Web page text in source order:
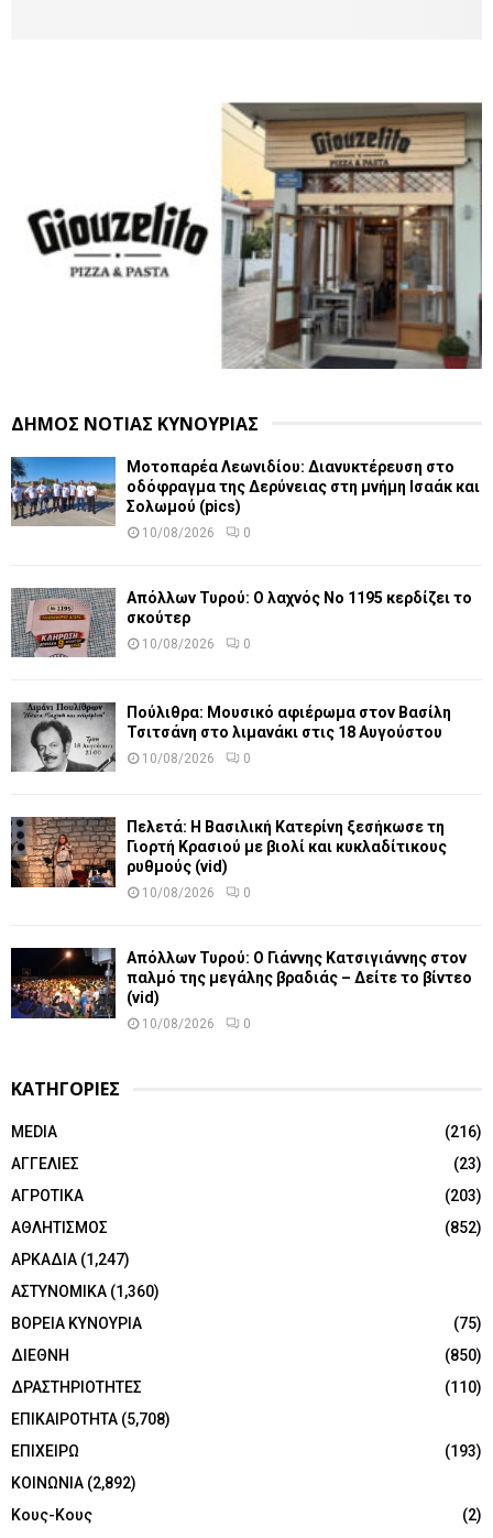
ΔΗΜΟΣ ΝΟΤΙΑΣ ΚΥΝΟΥΡΙΑΣ
Μοτοπαρέα Λεωνιδίου: Διανυκτέρευση στο
οδόφραγμα της Δερύνειας στη μνήμη Ισαάκ και
Σολωμού (pics)
10/08/2026 0
Απόλλων Τυρού: Ο λαχνός Νο 1195 κερδίζει το
σκούτερ
10/08/2026 0
Πούλιθρα: Μουσικό αφιέρωμα στον Βασίλη
Τσιτσάνη στο λιμανάκι στις 18 Αυγούστου
10/08/2026 0
Πελετά: Η Βασιλική Κατερίνη ξεσήκωσε τη
Γιορτή Κρασιού με βιολί και κυκλαδίτικους
ρυθμούς (vid)
10/08/2026 0
Απόλλων Τυρού: Ο Γιάννης Κατσιγιάννης στον
παλμό της μεγάλης βραδιάς – Δείτε το βίντεο
(vid)
10/08/2026 0
ΚΑΤΗΓΟΡΙΕΣ
MEDIA
(216)
ΑΓΓΕΛΙΕΣ
(23)
ΑΓΡΟΤΙΚΑ
(203)
ΑΘΛΗΤΙΣΜΟΣ
(852)
ΑΡΚΑΔΙΑ (1,247)
ΑΣΤΥΝΟΜΙΚΑ (1,360)
ΒΟΡΕΙΑ ΚΥΝΟΥΡΙΑ
(75)
ΔΙΕΘΝΗ
(850)
ΔΡΑΣΤΗΡΙΟΤΗΤΕΣ
(110)
ΕΠΙΚΑΙΡΟΤΗΤΑ (5,708)
ΕΠΙΧΕΙΡΩ
(193)
ΚΟΙΝΩΝΙΑ (2,892)
Κους-Κους
(2)